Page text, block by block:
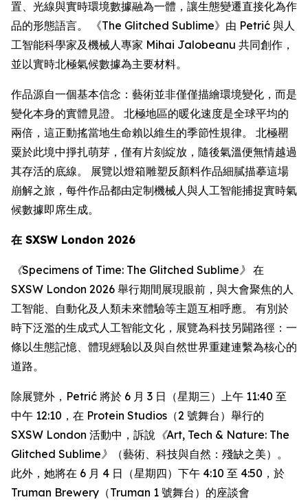
置、光線與實時環境數據融為一體，讓生態變遷直接化為作
品的形態語言。 《The Glitched Sublime》由 Petrić 與人
工智能科學家及機械人專家 Mihai Jalobeanu 共同創作，
並以實時北極氣候數據為主要材料。
作品源自一個基本信念：藝術並非僅僅描繪環境變化，而是
變化本身的實體見證。 北極地區的暖化速度是全球平均的
兩倍，這正動搖當地生命賴以維生的季節性規律。 北極罌
粟於此境中掙扎萌芽，僅有片刻綻放，隨後氣溫便無情越過
其存活的底線。 展覽以燈箱雕塑反顏料作品細膩描摹這場
崩解之旅，每件作品都由定制機械人與人工智能捕捉實時氣
候數據即席生成。
在 SXSW London 2026
《Specimens of Time: The Glitched Sublime》 在
SXSW London 2026 舉行期間展現眼前，與大會聚焦的人
工智能、自動化及人類未來體驗等主題互相呼應。 有別於
時下泛濫的生成式人工智能文化，展覽為科技另闢路徑：一
條以生態記憶、體現經驗以及與自然世界重建連繫為核心的
道路。
除展覽外，Petrić 將於 6 月 3 日（星期三）上午 11:40 至
中午 12:10，在 Protein Studios（2 號舞台）舉行的
SXSW London 活動中，訴說 《Art, Tech & Nature: The
Glitched Sublime》
（藝術、科技與自然：殘缺之美）。
此外，她將在 6 月 4 日（星期四）下午 4:10 至 4:50，於
Truman Brewery（Truman 1 號舞台）的座談會